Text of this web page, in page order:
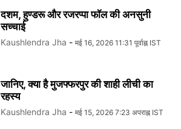
दशम, हुण्डरू और रजरप्पा फॉल की अनसुनी
सच्चाई
Kaushlendra Jha - मई 16, 2026 11:31 पूर्वाह्न IST
जानिए, क्या है मुजफ्फरपुर की शाही लीची का
रहस्य
Kaushlendra Jha - मई 15, 2026 7:23 अपराह्न IST